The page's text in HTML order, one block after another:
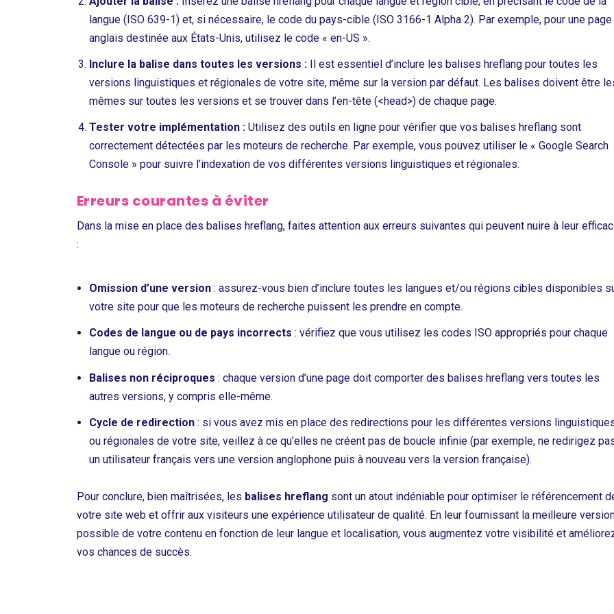
langue (ISO 639-1) et, si nécessaire, le code du pays-cible (ISO 3166-1 Alpha 2). Par exemple, pour une page
anglais destinée aux États-Unis, utilisez le code « en-US ».
Inclure la balise dans toutes les versions : Il est essentiel d’inclure les balises hreflang pour toutes les
versions linguistiques et régionales de votre site, même sur la version par défaut. Les balises doivent être
mêmes sur toutes les versions et se trouver dans l’en-tête (<head>) de chaque page.
Tester votre implémentation : Utilisez des outils en ligne pour vérifier que vos balises hreflang sont
correctement détectées par les moteurs de recherche. Par exemple, vous pouvez utiliser le « Google Search
Console » pour suivre l’indexation de vos différentes versions linguistiques et régionales.
Erreurs courantes à éviter
Dans la mise en place des balises hreflang, faites attention aux erreurs suivantes qui peuvent nuire à leur
:
Omission d’une version : assurez-vous bien d’inclure toutes les langues et/ou régions cibles disponibles
votre site pour que les moteurs de recherche puissent les prendre en compte.
Codes de langue ou de pays incorrects : vérifiez que vous utilisez les codes ISO appropriés pour chaque
langue ou région.
Balises non réciproques : chaque version d’une page doit comporter des balises hreflang vers toutes les
autres versions, y compris elle-même.
Cycle de redirection : si vous avez mis en place des redirections pour les différentes versions
ou régionales de votre site, veillez à ce qu’elles ne créent pas de boucle infinie (par exemple, ne redirigez
un utilisateur français vers une version anglophone puis à nouveau vers la version française).
Pour conclure, bien maîtrisées, les balises hreflang sont un atout indéniable pour optimiser le référencement
votre site web et offrir aux visiteurs une expérience utilisateur de qualité. En leur fournissant la meilleure
possible de votre contenu en fonction de leur langue et localisation, vous augmentez votre visibilité et
vos chances de succès.